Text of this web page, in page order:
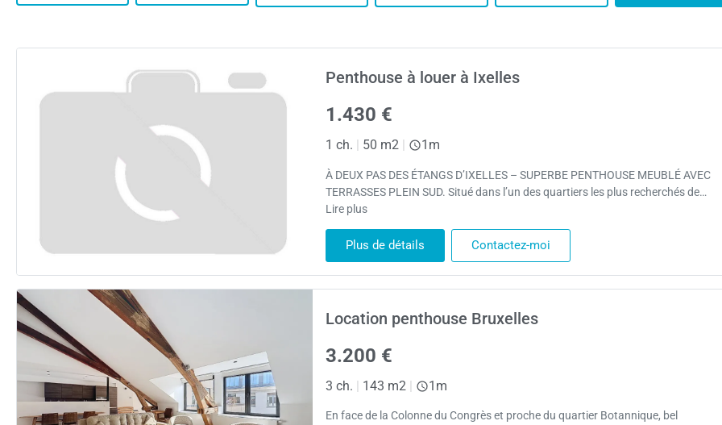
Penthouse à louer à Ixelles
1.430 €
1 ch. | 50 m2 | 1m
À DEUX PAS DES ÉTANGS D’IXELLES – SUPERBE PENTHOUSE MEUBLÉ AVEC
TERRASSES PLEIN SUD. Situé dans l’un des quartiers les plus recherchés de…
Lire plus
Plus de détails Contactez-moi
Location penthouse Bruxelles
3.200 €
3 ch. | 143 m2 | 1m
En face de la Colonne du Congrès et proche du quartier Botannique, bel